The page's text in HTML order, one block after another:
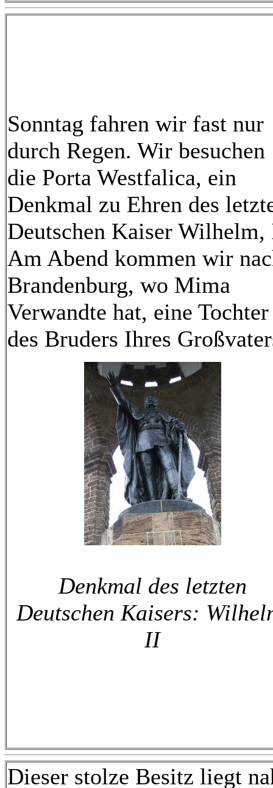
Sonntag fahren wir fast nur
durch Regen. Wir besuchen
die Porta Westfalica, ein
Denkmal zu Ehren des
Deutschen Kaiser
Am Abend kommen wir
Brandenburg, wo Mima
Verwandte hat, eine Tochter
des Bruders Ihres
Denkmal des letzten
Deutschen Kaisers:
II
Dieser stolze Besitz liegt